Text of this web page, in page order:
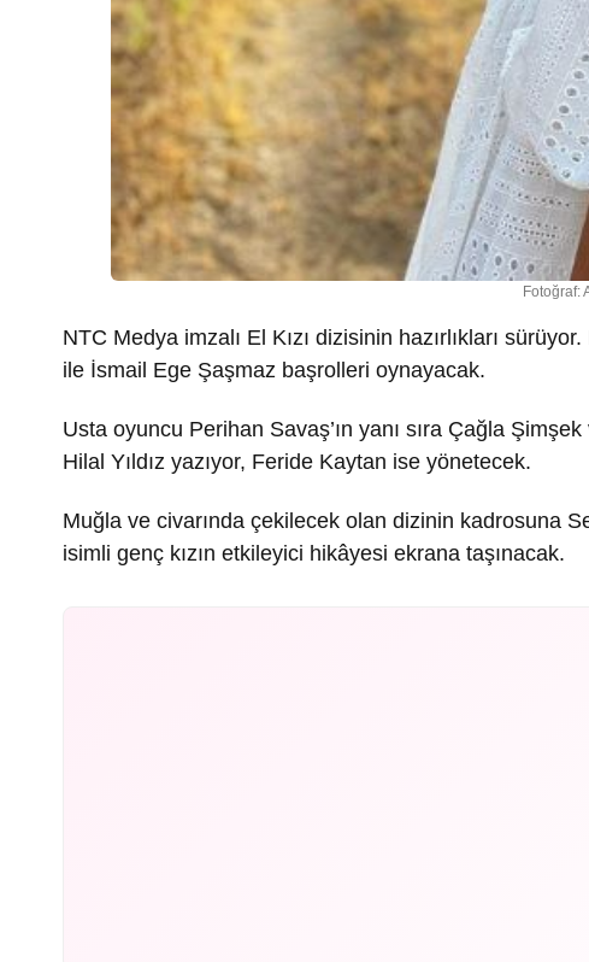
Fotoğraf:
NTC Medya imzalı El Kızı dizisinin hazırlıkları
ile İsmail Ege Şaşmaz başrolleri oynayacak.
Usta oyuncu Perihan Savaş’ın yanı sıra Çağla
Hilal Yıldız yazıyor, Feride Kaytan ise yönetecek.
Muğla ve civarında çekilecek olan dizinin kadrosuna
isimli genç kızın etkileyici hikâyesi ekrana taşınacak.